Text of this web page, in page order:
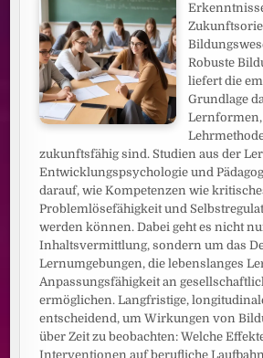
Robuste
liefert die
Grundlage
zukunftsfähig sind. Studien aus der
Entwicklungspsychologie und
darauf, wie Kompetenzen wie
Problemlösefähigkeit und
werden können. Dabei geht es nicht
Inhaltsvermittlung, sondern um das
Lernumgebungen, die lebenslanges
Anpassungsfähigkeit an
ermöglichen. Langfristige,
entscheidend, um Wirkungen von
über Zeit zu beobachten: Welche
Interventionen auf berufliche